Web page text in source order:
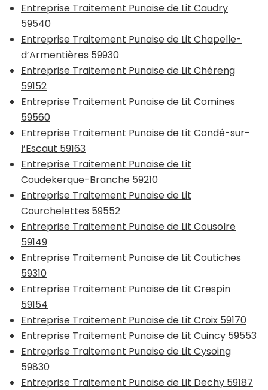
Entreprise Traitement Punaise de Lit Caudry
59540
Entreprise Traitement Punaise de Lit Chapelle-
d’Armentières 59930
Entreprise Traitement Punaise de Lit Chéreng
59152
Entreprise Traitement Punaise de Lit Comines
59560
Entreprise Traitement Punaise de Lit Condé-sur-
l’Escaut 59163
Entreprise Traitement Punaise de Lit
Coudekerque-Branche 59210
Entreprise Traitement Punaise de Lit
Courchelettes 59552
Entreprise Traitement Punaise de Lit Cousolre
59149
Entreprise Traitement Punaise de Lit Coutiches
59310
Entreprise Traitement Punaise de Lit Crespin
59154
Entreprise Traitement Punaise de Lit Croix 59170
Entreprise Traitement Punaise de Lit Cuincy 59553
Entreprise Traitement Punaise de Lit Cysoing
59830
Entreprise Traitement Punaise de Lit Dechy 59187